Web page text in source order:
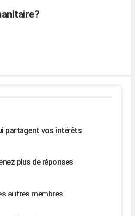
partagent vos intérêts
plus de réponses
autres membres